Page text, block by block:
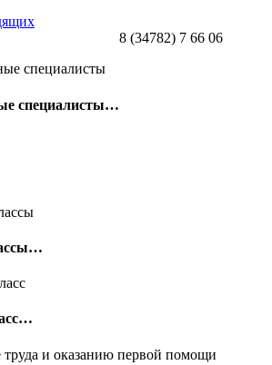
8 (34782) 7 66 06
специалисты…